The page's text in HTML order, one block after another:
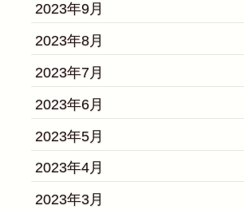
2023年9月
2023年8月
2023年7月
2023年6月
2023年5月
2023年4月
2023年3月